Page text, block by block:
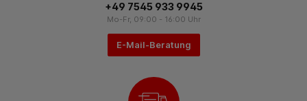
+49 7545 933 9945
Mo-Fr, 09:00 - 16:00 Uhr
E-Mail-Beratung